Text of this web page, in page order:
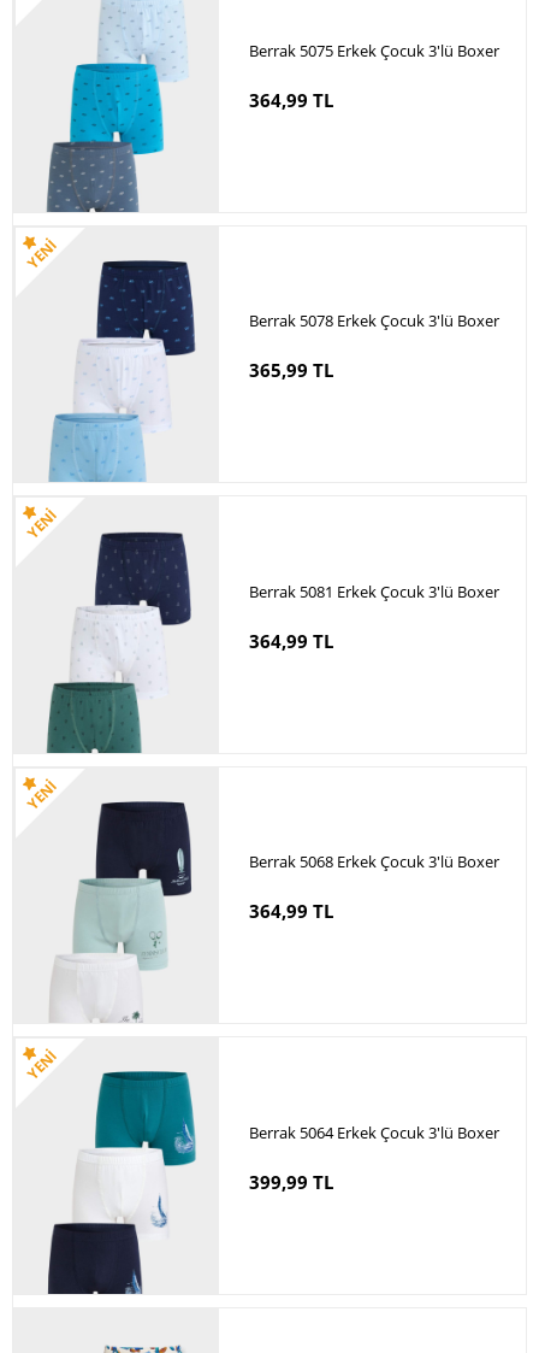
Berrak 5075 Erkek Çocuk 3'lü Boxer
364,99 TL
Berrak 5078 Erkek Çocuk 3'lü Boxer
365,99 TL
Berrak 5081 Erkek Çocuk 3'lü Boxer
364,99 TL
Berrak 5068 Erkek Çocuk 3'lü Boxer
364,99 TL
Berrak 5064 Erkek Çocuk 3'lü Boxer
399,99 TL